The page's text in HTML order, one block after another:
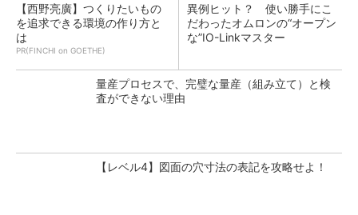
【西野亮廣】つくりたいもの
を追求できる環境の作り方と
は
PR(FINCHI on GOETHE)
異例ヒット？ 使い勝手にこ
だわったオムロンの“オープン
な”IO-Linkマスター
量産プロセスで、完璧な量産（組み立て）と検
査ができない理由
【レベル4】図面の穴寸法の表記を攻略せよ！